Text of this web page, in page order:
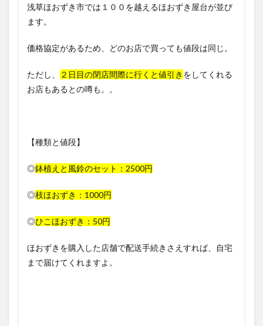
浅草ほおずき市では１００を越えるほおずき屋台が並び
ます。
価格協定があるため、どのお店で買っても値段は同じ。
ただし、 ２日目の閉店間際に行くと値引き をしてくれる
お店もあるとの噂も。。
【種類と値段】
◎鉢植えと風鈴のセット：2500円
◎枝ほおずき：1000円
◎ひこほおずき：50円
ほおずきを購入した店舗で配送手続きさえすれば、自宅
まで届けてくれますよ。